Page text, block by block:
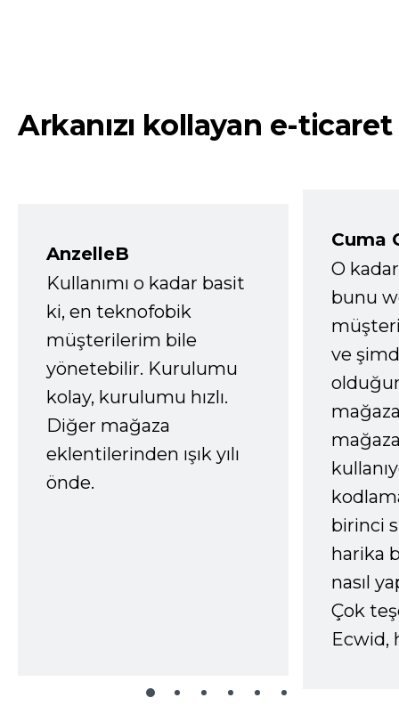
Arkanızı kollayan e-ticaret
AnzelleB
Kullanımı o kadar basit
ki, en teknofobik
müşterilerim bile
yönetebilir. Kurulumu
kolay, kurulumu hızlı.
Diğer mağaza
eklentilerinden ışık yılı
önde.
Cuma
O
bunu
ve
birinci
harika
nasıl
Çok
Ecwid,